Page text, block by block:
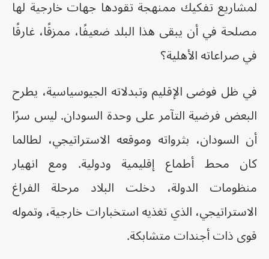
لمشاريع تفكيك ممنهجة تقودها جهات خارجية لها
مصلحة في أن يبقى هذا البلد ضعيفًا، ممزقًا، غارقًا
في صراعاته الأهلية؟
في ظل فوضى الإقليم وتبدلاته الجيوسياسية، يطرح
البعض فرضية التآمر على وحدة السودان. ليس سرًا
أن السودان، بثرواته وموقعه الاستراتيجي، لطالما
كان محط أطماع إقليمية ودولية. ومع انهيار
منظومات الدولة، دخلت البلاد مرحلة الفراغ
الاستراتيجي، الذي تغذيه استخبارات خارجية، وتموله
قوى ذات أجندات متشابكة.